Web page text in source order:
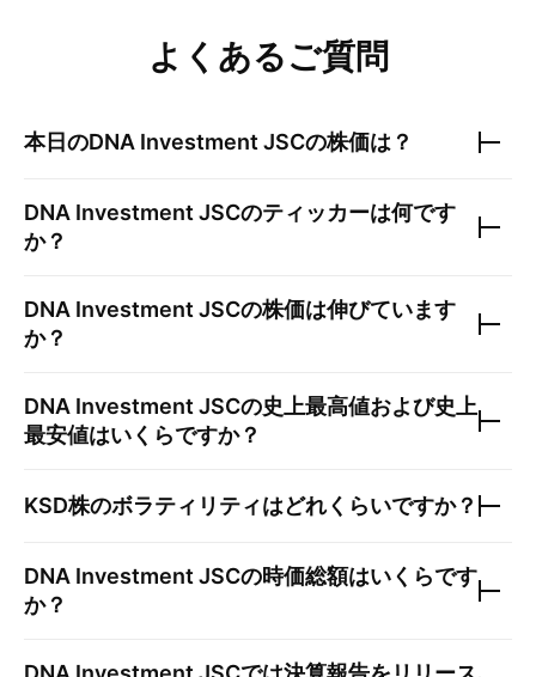
よくあるご質問
本日のDNA Investment JSCの株価は？
DNA Investment JSCのティッカーは何です
か？
DNA Investment JSCの株価は伸びています
か？
DNA Investment JSCの史上最高値および史上
最安値はいくらですか？
KSD株のボラティリティはどれくらいですか？
DNA Investment JSCの時価総額はいくらです
か？